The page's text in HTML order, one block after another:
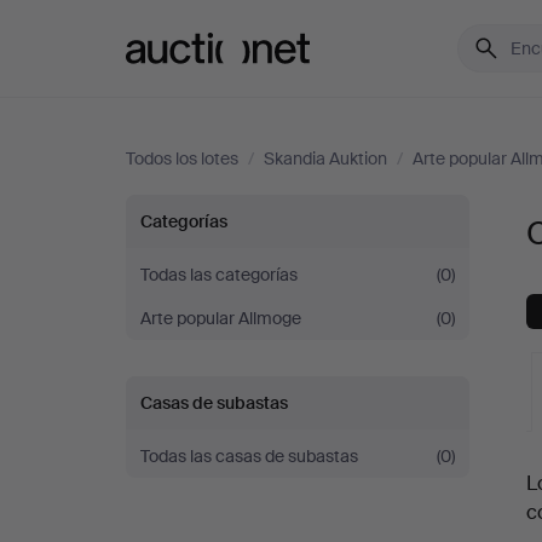
Todos los lotes / Skandia Auktion / Arte popular
Otros
en
Skandia
Auktion
Categorías
Todas las categorías
(0)
Arte popular Allmoge
(0)
Casas de subastas
Todas las casas de subastas (0)